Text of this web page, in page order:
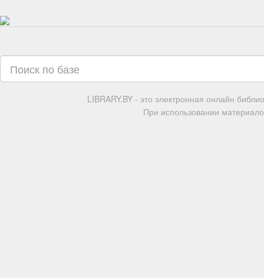
LIBRARY.BY - это электронная онлайн
При использовании